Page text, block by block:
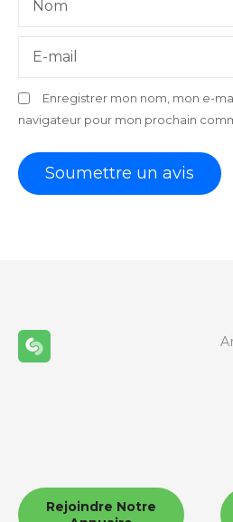
Nom
E-mail
Enregistrer mon nom, mon e-
navigateur pour mon prochain
Rejoindre Notre